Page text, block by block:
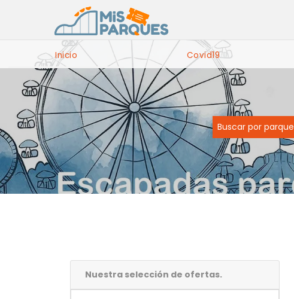
Inicio Covid19
Buscar por parque
Nuestra selección de ofertas.